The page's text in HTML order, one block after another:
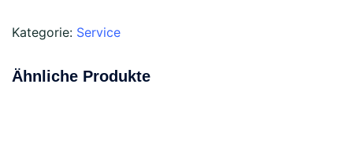
Kategorie: Service
Ähnliche Produkte